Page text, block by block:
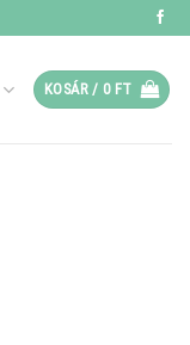
KOSÁR / 0 FT